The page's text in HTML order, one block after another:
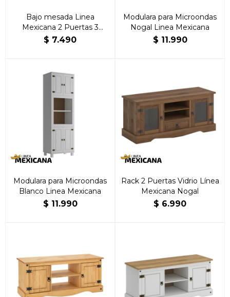
Bajo mesada Linea
Mexicana 2 Puertas 3
cajones Nogal
$ 7.490
Modulara para Microondas
Nogal Linea Mexicana
$ 11.990
Modulara para Microondas
Blanco Linea Mexicana
$ 11.990
Rack 2 Puertas Vidrio Línea
Mexicana Nogal
$ 6.990